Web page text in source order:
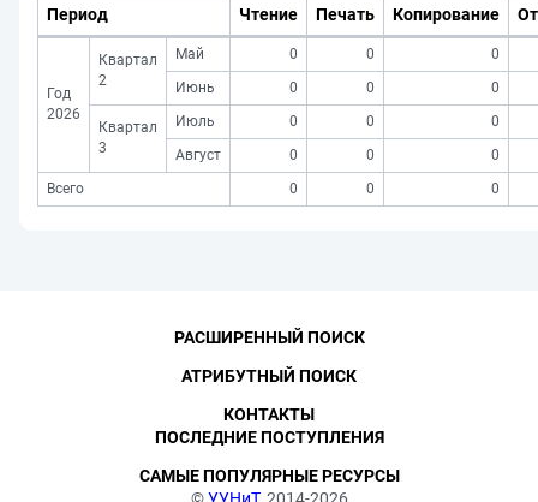
Период Чтение Печать Копирование
Год
2026
Квартал
2
Май 0 0
0
Июнь
0 0 0
Квартал
3
Июль 0 0
0
Август
0 0
0
Всего
0 0 0
РАСШИРЕННЫЙ ПОИСК
АТРИБУТНЫЙ ПОИСК
КОНТАКТЫ
ПОСЛЕДНИЕ ПОСТУПЛЕНИЯ
САМЫЕ ПОПУЛЯРНЫЕ РЕСУРСЫ